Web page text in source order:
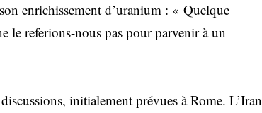
enrichissement d’uranium : « Quelque
le referions-nous pas pour parvenir à un
initialement prévues à Rome. L’Iran